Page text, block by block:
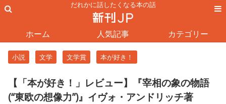
だれかに話したくなる本の話
ホーム 人気記事 カテゴリー
小説 文学 文学賞 本が好き！
【「本が好き！」レビュー】『宰相の象の物語
(“東欧の想像力”)』イヴォ・アンドリッチ著